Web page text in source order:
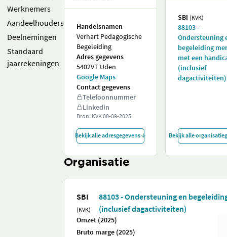
Werknemers
Aandeelhouders
Deelnemingen
Standaard
jaarrekeningen
Handelsnamen
Verhart Pedagogische
Begeleiding
Adres gegevens
5402VT Uden
Google Maps
Contact gegevens
Telefoonnummer
Linkedin
Bron: KVK08-09-2025
Bekijk alle adresgegevens
SBI (KVK)
88103 -
Ondersteuning
begeleiding
met een
(inclusief
dagactiviteiten)
Bekijk alle
Organisatie
SBI
(KVK)
88103 - Ondersteuning en
(inclusief dagactiviteiten)
Omzet (2025)
Bruto marge (2025)